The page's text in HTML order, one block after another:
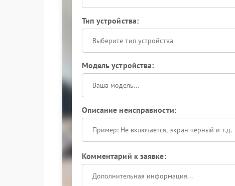
Тип устройства:
Выберите тип устройства
Модель устройства:
Описание неисправности:
Комментарий к заявке: